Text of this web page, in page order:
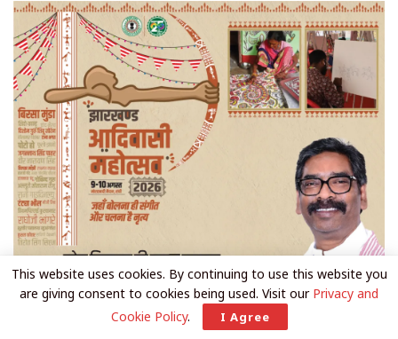
This website uses cookies. By continuing to use this website you
are giving consent to cookies being used. Visit our Privacy and
Cookie Policy. I Agree